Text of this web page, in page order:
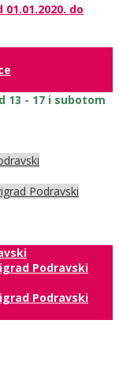
do
13 - 17 i subotom
Podravski
Podravski
Podravski